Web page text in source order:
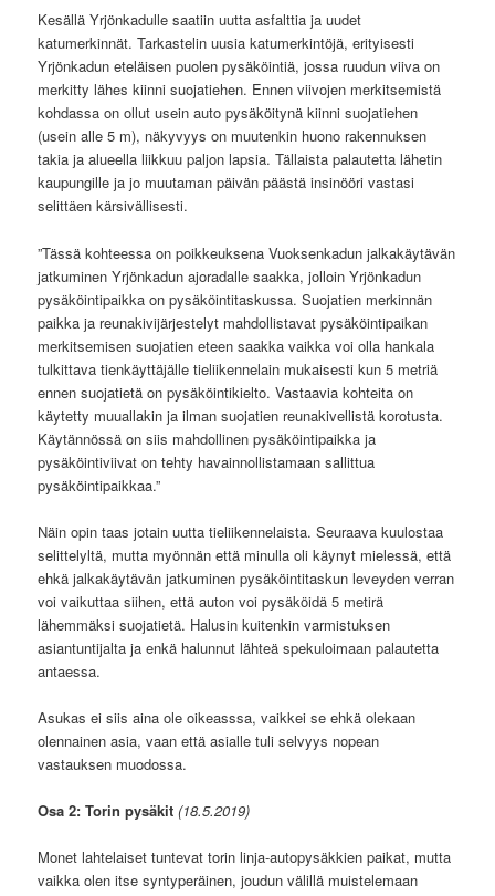
Kesällä Yrjönkadulle saatiin uutta asfalttia ja uudet
katumerkinnät. Tarkastelin uusia katumerkintöjä, erityisesti
Yrjönkadun eteläisen puolen pysäköintiä, jossa ruudun viiva on
merkitty lähes kiinni suojatiehen. Ennen viivojen merkitsemistä
kohdassa on ollut usein auto pysäköitynä kiinni suojatiehen
(usein alle 5 m), näkyvyys on muutenkin huono rakennuksen
takia ja alueella liikkuu paljon lapsia. Tällaista palautetta lähetin
kaupungille ja jo muutaman päivän päästä insinööri vastasi
selittäen kärsivällisesti.
”Tässä kohteessa on poikkeuksena Vuoksenkadun jalkakäytävän
jatkuminen Yrjönkadun ajoradalle saakka, jolloin Yrjönkadun
pysäköintipaikka on pysäköintitaskussa. Suojatien merkinnän
paikka ja reunakivijärjestelyt mahdollistavat pysäköintipaikan
merkitsemisen suojatien eteen saakka vaikka voi olla hankala
tulkittava tienkäyttäjälle tieliikennelain mukaisesti kun 5 metriä
ennen suojatietä on pysäköintikielto. Vastaavia kohteita on
käytetty muuallakin ja ilman suojatien reunakivellistä korotusta.
Käytännössä on siis mahdollinen pysäköintipaikka ja
pysäköintiviivat on tehty havainnollistamaan sallittua
pysäköintipaikkaa.”
Näin opin taas jotain uutta tieliikennelaista. Seuraava kuulostaa
selittelyltä, mutta myönnän että minulla oli käynyt mielessä, että
ehkä jalkakäytävän jatkuminen pysäköintitaskun leveyden verran
voi vaikuttaa siihen, että auton voi pysäköidä 5 metirä
lähemmäksi suojatietä. Halusin kuitenkin varmistuksen
asiantuntijalta ja enkä halunnut lähteä spekuloimaan palautetta
antaessa.
Asukas ei siis aina ole oikeasssa, vaikkei se ehkä olekaan
olennainen asia, vaan että asialle tuli selvyys nopean
vastauksen muodossa.
Osa 2: Torin pysäkit (18.5.2019)
Monet lahtelaiset tuntevat torin linja-autopysäkkien paikat, mutta
vaikka olen itse syntyperäinen, joudun välillä muistelemaan